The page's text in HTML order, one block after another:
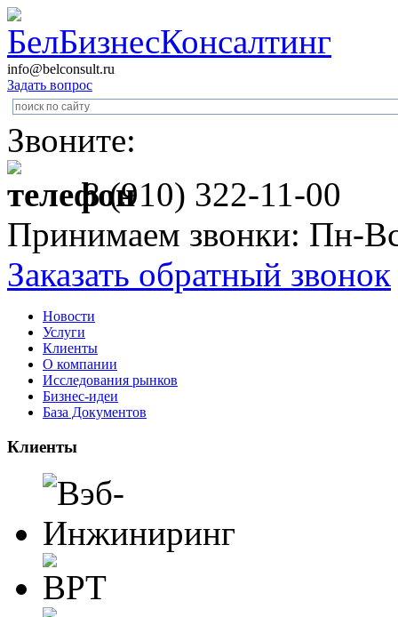
info@belconsult.ru
Задать вопрос
Звоните:
8 (910) 322-11-00
Принимаем звонки: Пн-
Заказать обратный звонок
Новости
Услуги
Клиенты
О компании
Исследования рынков
Бизнес-идеи
База Документов
Клиенты